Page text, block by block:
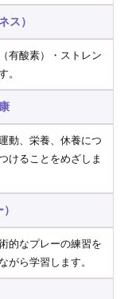
ス）
有酸素）・ストレン
。
動、栄養、休養につ
けることをめざしま
的なプレーの練習を
がら学習します。